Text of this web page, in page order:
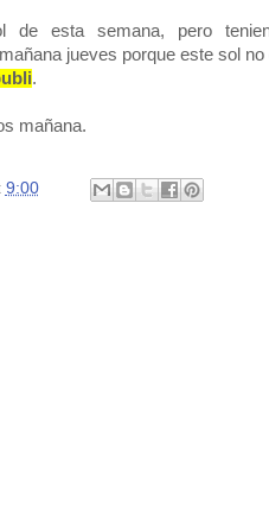
de esta semana, pero
jueves porque este sol no
.
mañana.
9:00